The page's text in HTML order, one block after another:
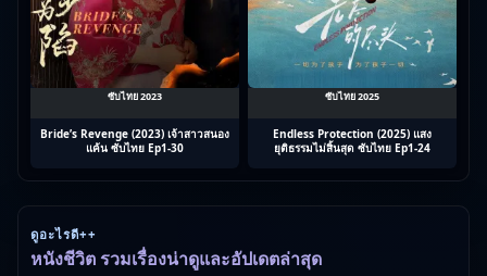
ซับไทย 2023
Bride’s Revenge (2023) เจ้าสาวสนอง
แค้น ซับไทย Ep1-30
ซับไทย 2025
Endless Protection (2025) แสง
ยุติธรรมไม่สิ้นสุด ซับไทย Ep1-24
ดูอะไรดี++
หนังชีวิต รวมเรื่องน่าดูและอัปเดตล่าสุด